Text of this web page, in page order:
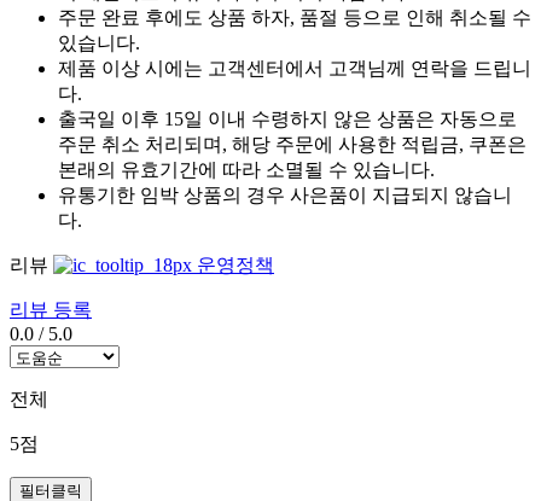
주문 완료 후에도 상품 하자, 품절 등으로 인해 취소될 수
있습니다.
제품 이상 시에는 고객센터에서 고객님께 연락을 드립니
다.
출국일 이후 15일 이내 수령하지 않은 상품은 자동으로
주문 취소 처리되며, 해당 주문에 사용한 적립금, 쿠폰은
본래의 유효기간에 따라 소멸될 수 있습니다.
유통기한 임박 상품의 경우 사은품이 지급되지 않습니
다.
리뷰 운영정책
리뷰 등록
0.0 / 5.0
전체
5점
필터클릭